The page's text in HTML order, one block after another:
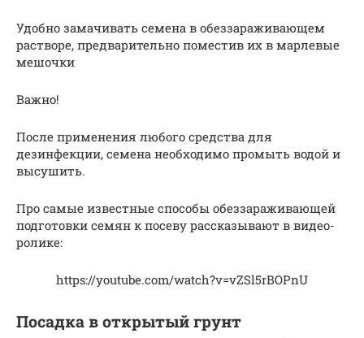
Удобно замачивать семена в обеззараживающем
растворе, предварительно поместив их в марлевые
мешочки
Важно!
После применения любого средства для
дезинфекции, семена необходимо промыть водой и
высушить.
Про самые известные способы обеззараживающей
подготовки семян к посеву рассказывают в видео-
ролике:
https://youtube.com/watch?v=vZSl5rBOPnU
Посадка в открытый грунт